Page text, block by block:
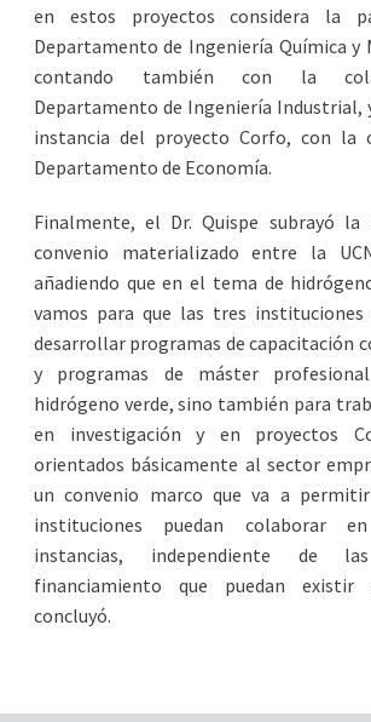
en estos proyectos considera la
Departamento de Ingeniería Química y
contando también con la
Departamento de Ingeniería Industrial,
instancia del proyecto Corfo, con la
Departamento de Economía.
Finalmente, el Dr. Quispe subrayó la
convenio materializado entre la
añadiendo que en el tema de
vamos para que las tres instituciones
desarrollar programas de capacitación
y programas de máster
hidrógeno verde, sino también para
en investigación y en proyectos
orientados básicamente al sector
un convenio marco que va a
instituciones puedan colaborar
instancias, independiente de
financiamiento que puedan existir
concluyó.